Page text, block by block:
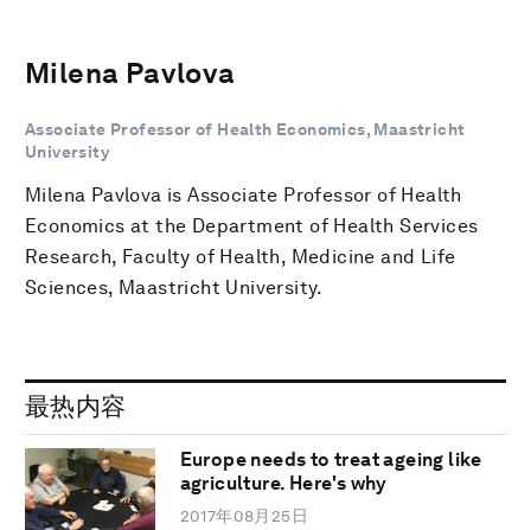
Milena Pavlova
Associate Professor of Health Economics, Maastricht
University
Milena Pavlova is Associate Professor of Health
Economics at the Department of Health Services
Research, Faculty of Health, Medicine and Life
Sciences, Maastricht University.
最热内容
Europe needs to treat ageing like
agriculture. Here's why
2017年08月25日